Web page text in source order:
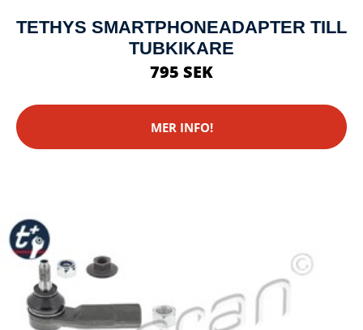
TETHYS SMARTPHONEADAPTER TILL
TUBKIKARE
795 SEK
MER INFO!